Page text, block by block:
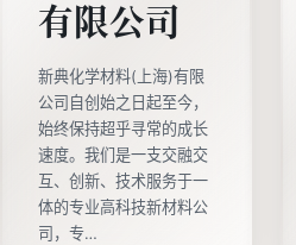
有限公司
新典化学材料(上海)有限
公司自创始之日起至今，
始终保持超乎寻常的成长
速度。我们是一支交融交
互、创新、技术服务于一
体的专业高科技新材料公
司，专…